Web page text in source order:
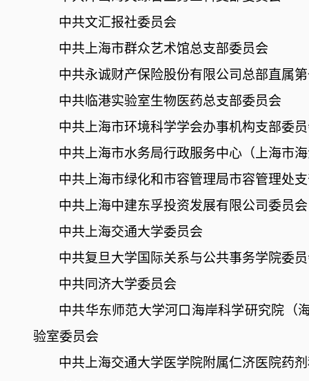
中共文汇报社委员会
中共上海市群众艺术馆总支部委员会
中共永诚财产保险股份有限公司总部直属
中共临港实验室生物医药总支部委员会
中共上海市环境科学学会办事机构支部委
中共上海市水务局行政服务中心（上海市
中共上海市绿化和市容管理局市容管理处
中共上海中建东孚投资发展有限公司委员会
中共上海交通大学委员会
中共复旦大学国际关系与公共事务学院委
中共同济大学委员会
中共华东师范大学河口海岸科学研究院（
验室委员会
中共上海交通大学医学院附属仁济医院药